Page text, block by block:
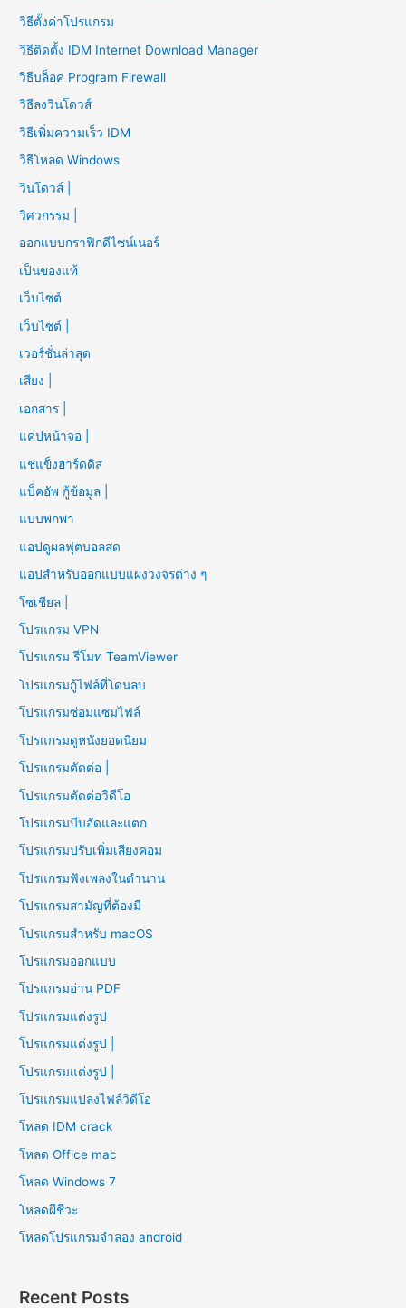
วิธีตั้งค่าโปรแกรม
วิธีติดตั้ง IDM Internet Download Manager
วิธีบล็อค Program Firewall
วิธีลงวินโดวส์
วิธีเพิ่มความเร็ว IDM
วิธีโหลด Windows
วินโดวส์ |
วิศวกรรม |
ออกแบบกราฟิกดีไซน์เนอร์
เป็นของแท้
เว็บไซต์
เว็บไซต์ |
เวอร์ชั่นล่าสุด
เสียง |
เอกสาร |
แคปหน้าจอ |
แช่แข็งฮาร์ดดิส
แบ็คอัพ กู้ข้อมูล |
แบบพกพา
แอปดูผลฟุตบอลสด
แอปสำหรับออกแบบแผงวงจรต่าง ๆ
โซเชียล |
โปรแกรม VPN
โปรแกรม รีโมท TeamViewer
โปรแกรมกู้ไฟล์ที่โดนลบ
โปรแกรมซ่อมแซมไฟล์
โปรแกรมดูหนังยอดนิยม
โปรแกรมตัดต่อ |
โปรแกรมตัดต่อวิดีโอ
โปรแกรมบีบอัดและแตก
โปรแกรมปรับเพิ่มเสียงคอม
โปรแกรมฟังเพลงในตำนาน
โปรแกรมสามัญที่ต้องมี
โปรแกรมสำหรับ macOS
โปรแกรมออกแบบ
โปรแกรมอ่าน PDF
โปรแกรมแต่งรูป
โปรแกรมแต่งรูป |
โปรแกรมแต่งรูป |
โปรแกรมแปลงไฟล์วิดีโอ
โหลด IDM crack
โหลด Office mac
โหลด Windows 7
โหลดผีชีวะ
โหลดโปรแกรมจําลอง android
Recent Posts